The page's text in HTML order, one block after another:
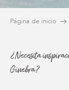
Página de inicio
¿Necesita
Ginebra?